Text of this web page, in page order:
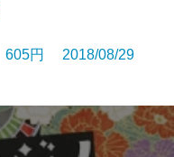
円 2018/08/29